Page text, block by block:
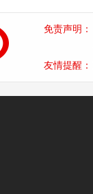
免责声明：
友情提醒：